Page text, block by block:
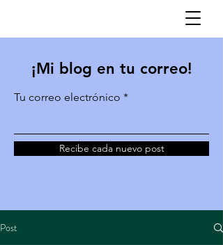
¡Mi blog en tu correo!
Tu correo electrónico
Recibe cada nuevo post
Post